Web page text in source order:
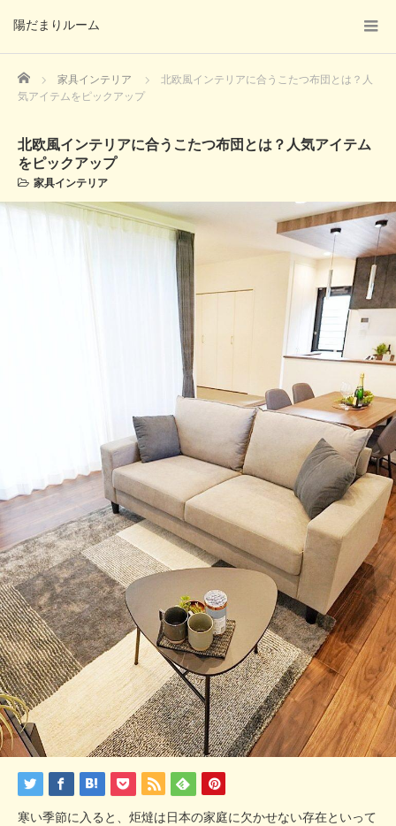
陽だまりルーム
Home 家具インテリア
北欧風インテリアに合うこたつ布団とは？人
気アイテムをピックアップ
北欧風インテリアに合うこたつ布団とは？人気アイテム
をピックアップ
家具インテリア
寒い季節に入ると、炬燵は日本の家庭に欠かせない存在といって